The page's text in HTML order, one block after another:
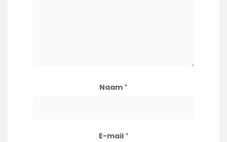
Naam *
E-mail *